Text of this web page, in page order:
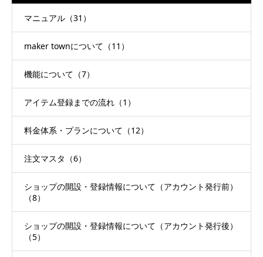
マニュアル（31）
maker townについて（11）
機能について（7）
アイテム登録までの流れ（1）
料金体系・プランについて（12）
注文マスタ（6）
ショップの開設・登録情報について（アカウント発行前）
（8）
ショップの開設・登録情報について（アカウント発行後）
（5）